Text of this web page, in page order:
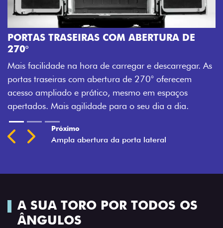
PORTAS TRASEIRAS COM ABERTURA DE
270°
Mais facilidade na hora de carregar e descarregar. As
portas traseiras com abertura de 270° oferecem
acesso ampliado e prático, mesmo em espaços
apertados. Mais agilidade para o seu dia a dia.
Previous
Next
A SUA TORO POR TODOS OS
ÂNGULOS